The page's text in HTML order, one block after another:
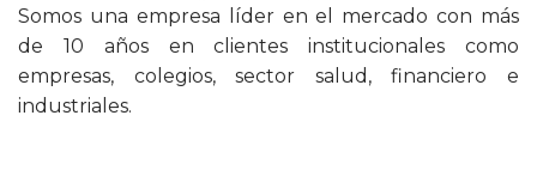
Somos una empresa líder en el mercado con más
de 10 años en clientes institucionales como
empresas, colegios, sector salud, financiero e
industriales.